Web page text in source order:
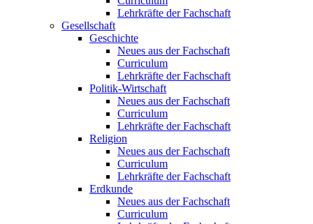
Lehrkräfte der Fachschaft
Gesellschaft
Geschichte
Neues aus der Fachschaft
Curriculum
Lehrkräfte der Fachschaft
Politik-Wirtschaft
Neues aus der Fachschaft
Curriculum
Lehrkräfte der Fachschaft
Religion
Neues aus der Fachschaft
Curriculum
Lehrkräfte der Fachschaft
Erdkunde
Neues aus der Fachschaft
Curriculum